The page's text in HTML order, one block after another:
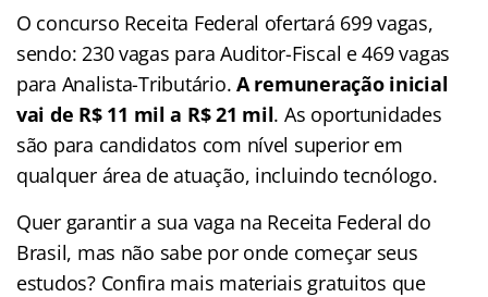
O concurso Receita Federal ofertará 699 vagas,
sendo: 230 vagas para Auditor-Fiscal e 469 vagas
para Analista-Tributário. A remuneração inicial
vai de R$ 11 mil a R$ 21 mil. As oportunidades
são para candidatos com nível superior em
qualquer área de atuação, incluindo tecnólogo.
Quer garantir a sua vaga na Receita Federal do
Brasil, mas não sabe por onde começar seus
estudos? Confira mais materiais gratuitos que